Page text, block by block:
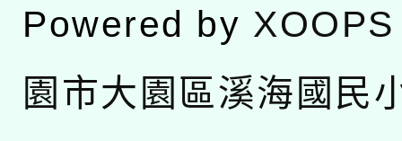
Powered by XOOPS
園市大園區溪海國民